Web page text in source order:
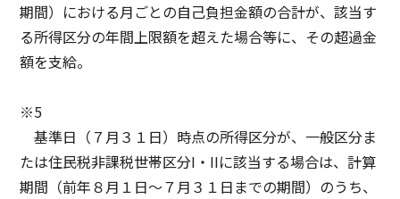
期間）における月ごとの自己負担金額の合計が、該当す
る所得区分の年間上限額を超えた場合等に、その超過金
額を支給。
※5
基準日（７月３１日）時点の所得区分が、一般区分ま
たは住民税非課税世帯区分I・IIに該当する場合は、計算
期間（前年８月１日～７月３１日までの期間）のうち、